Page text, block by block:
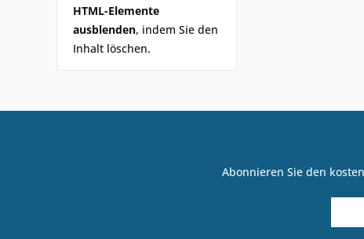
HTML-Elemente
ausblenden, indem Sie den
Inhalt löschen.
Abonnieren Sie den